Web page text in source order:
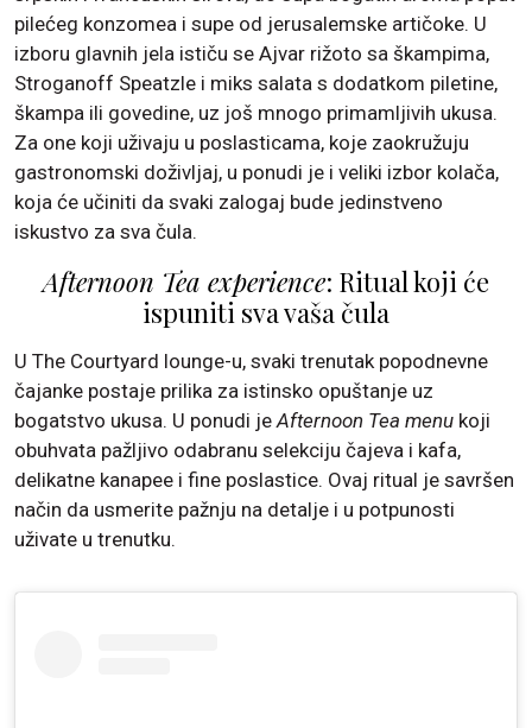
pilećeg konzomea i supe od jerusalemske artičoke. U
izboru glavnih jela ističu se Ajvar rižoto sa škampima,
Stroganoff Speatzle i miks salata s dodatkom piletine,
škampa ili govedine, uz još mnogo primamljivih ukusa.
Za one koji uživaju u poslasticama, koje zaokružuju
gastronomski doživljaj, u ponudi je i veliki izbor kolača,
koja će učiniti da svaki zalogaj bude jedinstveno
iskustvo za sva čula.
Afternoon Tea experience: Ritual koji će
ispuniti sva vaša čula
U The Courtyard lounge-u, svaki trenutak popodnevne
čajanke postaje prilika za istinsko opuštanje uz
bogatstvo ukusa. U ponudi je Afternoon Tea menu koji
obuhvata pažljivo odabranu selekciju čajeva i kafa,
delikatne kanapee i fine poslastice. Ovaj ritual je savršen
način da usmerite pažnju na detalje i u potpunosti
uživate u trenutku.